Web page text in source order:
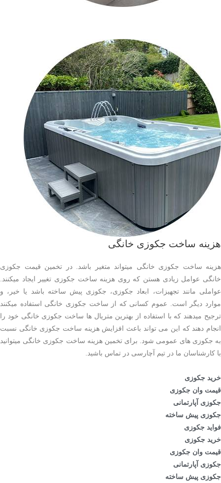
هزینه ساخت جکوزی خانگی
هزینه ساخت جکوزی خانگی میتواند متغیر باشد. در تخمین قیمت جکوزی
خانگی عوامل زیادی هستن که روی هزینه ساخت جکوزی تغییر ایجاد میکنند.
عواملی مانند تجهیزات، ابعاد جکوزی، جکوزی پیش ساخته باشد یا خیر، و
موارد دیگر است. عموم کسانی که از ساخت جکوزی خانگی استفاده میکنند
ترجیح میدهند که با استفاده از بهترین متریال ها ساخت جکوزی خانگی خود را
انجام دهند که این می تواند باعث افزایش هزینه ساخت جکوزی خانگی نسبت
به جکوزی های عمومی شود. برای تخمین هزینه ساخت جکوزی خانگی میتوانید
با کارشناسان ما در تیم آچارسی در تماس باشید.
خرید جکوزی
قیمت وان جکوزی
جکوزی آپارتمانی
جکوزی پیش ساخته
فواید جکوزی
خرید جکوزی
قیمت وان جکوزی
جکوزی آپارتمانی
جکوزی پیش ساخته